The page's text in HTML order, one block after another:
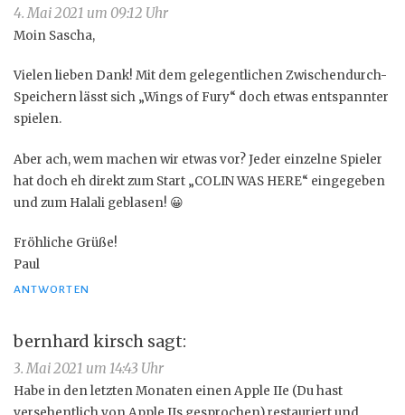
4. Mai 2021 um 09:12 Uhr
Moin Sascha,
Vielen lieben Dank! Mit dem gelegentlichen Zwischendurch-
Speichern lässt sich „Wings of Fury“ doch etwas entspannter
spielen.
Aber ach, wem machen wir etwas vor? Jeder einzelne Spieler
hat doch eh direkt zum Start „COLIN WAS HERE“ eingegeben
und zum Halali geblasen! 😀
Fröhliche Grüße!
Paul
ANTWORTEN
bernhard kirsch sagt:
3. Mai 2021 um 14:43 Uhr
Habe in den letzten Monaten einen Apple IIe (Du hast